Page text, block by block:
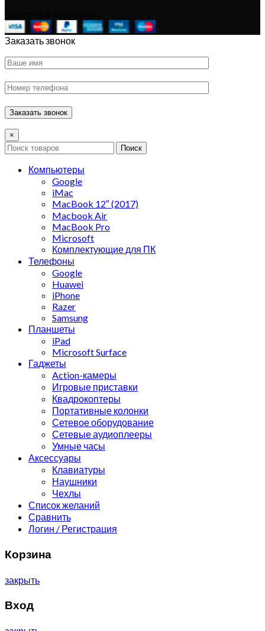
Заказать звонок
×
Поиск
Компьютеры
Google
iMac
MacBook 12″ (2017)
Macbook Air
MacBook Pro
Microsoft
Комплектующие для ПК
Телефоны
Google
Huawei
iPhone
Razer
Samsung
Планшеты
iPad
Microsoft Surface
Гаджеты
Action-камеры
Игровые приставки
Квадрокоптеры
Портативные колонки
Сетевое оборудование
Сетевые аудиоплееры
Умные часы
Аксессуары
Клавиатуры
Наушники
Чехлы
Список желаний
Сравнить
Логин / Регистрация
Корзина
закрыть
Вход